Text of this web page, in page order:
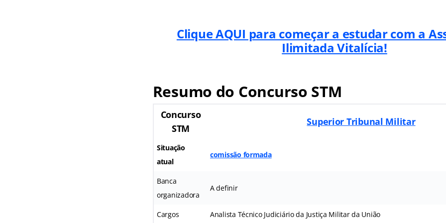
Clique AQUI para começar a estudar com a
Ilimitada Vitalícia!
Resumo do Concurso STM
Concurso
STM
Superior Tribunal Militar
Situação
atual
comissão formada
Banca
organizadora
A definir
Cargos Analista Técnico Judiciário da Justiça Militar da União